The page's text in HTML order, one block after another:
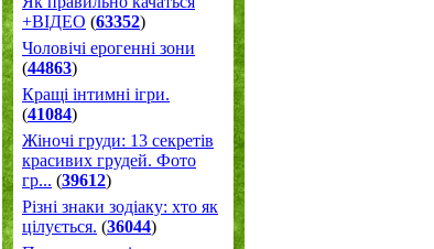
+ВІДЕО (63352)
Чоловічі ерогенні зони
(44863)
Кращі інтимні ігри.
(41084)
Жіночі груди: 13 секретів
красивих грудей. Фото
гр... (39612)
Різні знаки зодіаку: хто як
цілується. (36044)